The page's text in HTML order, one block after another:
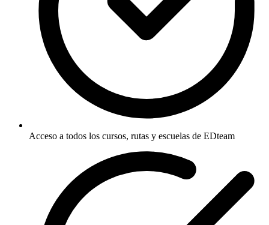
Acceso a todos los cursos, rutas y escuelas de EDteam